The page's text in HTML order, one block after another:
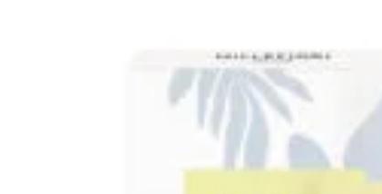
Náplne do elektrických difuzérov